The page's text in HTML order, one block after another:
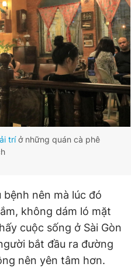
tríở những quán cà phê
bệnh nên mà lúc đó
không dám ló mặt
cuộc sống ở Sài Gòn
bắt đầu ra đường
nên yên tâm hơn.